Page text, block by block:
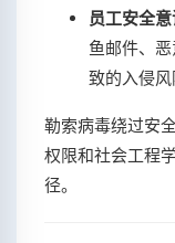
员工安全意
鱼邮件、
致的入侵风
勒索病毒绕过安
权限和社会工程
径‌。